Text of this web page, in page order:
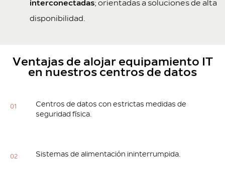
interconectadas; orientadas a soluciones de alta
disponibilidad.
Ventajas de alojar equipamiento IT
en nuestros centros de datos
01
Centros de datos con estrictas medidas de
seguridad física.
02 Sistemas de alimentación ininterrumpida.